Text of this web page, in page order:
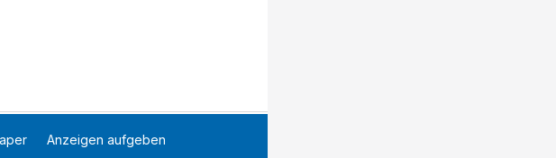
Anzeigen aufgeben